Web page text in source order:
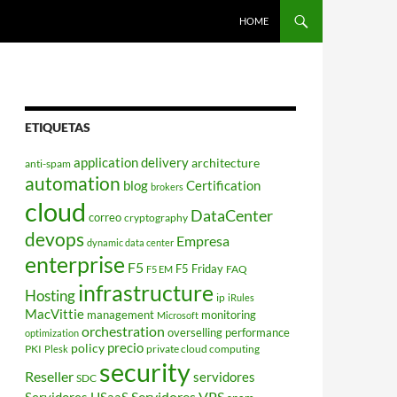
HOME
ETIQUETAS
anti-spam application deliveryarchitecture
automation blog brokers Certification
cloud correo cryptography DataCenter
devops dynamic data center Empresa
enterprise F5 F5 EM F5 Friday FAQ
Hostinginfrastructure ip iRules
MacVittie management Microsoft monitoring
optimization orchestration overselling performance
PKI Plesk policy precio private cloud computing
Reseller SDC securityservidores